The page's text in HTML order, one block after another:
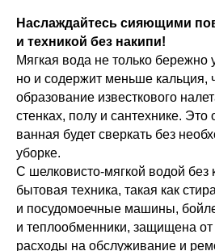
Наслаждайтесь сияющими
и техникой без накипи!
Мягкая вода не только бережно
но и содержит меньше кальция,
образование известкового
стенках, полу и сантехнике. Это
ванная будет сверкать без
уборке.
С шелковисто-мягкой водой без
бытовая техника, такая как
и посудомоечные машины,
и теплообменники, защищена от
расходы на обслуживание и